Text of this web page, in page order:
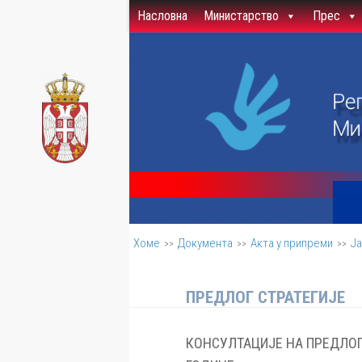
Насловна Прес
Министарство
Хоме >> Документа >> Акта у припреми >>
ПРЕДЛОГ СТРАТЕГИЈЕ
КОНСУЛТАЦИЈЕ НА